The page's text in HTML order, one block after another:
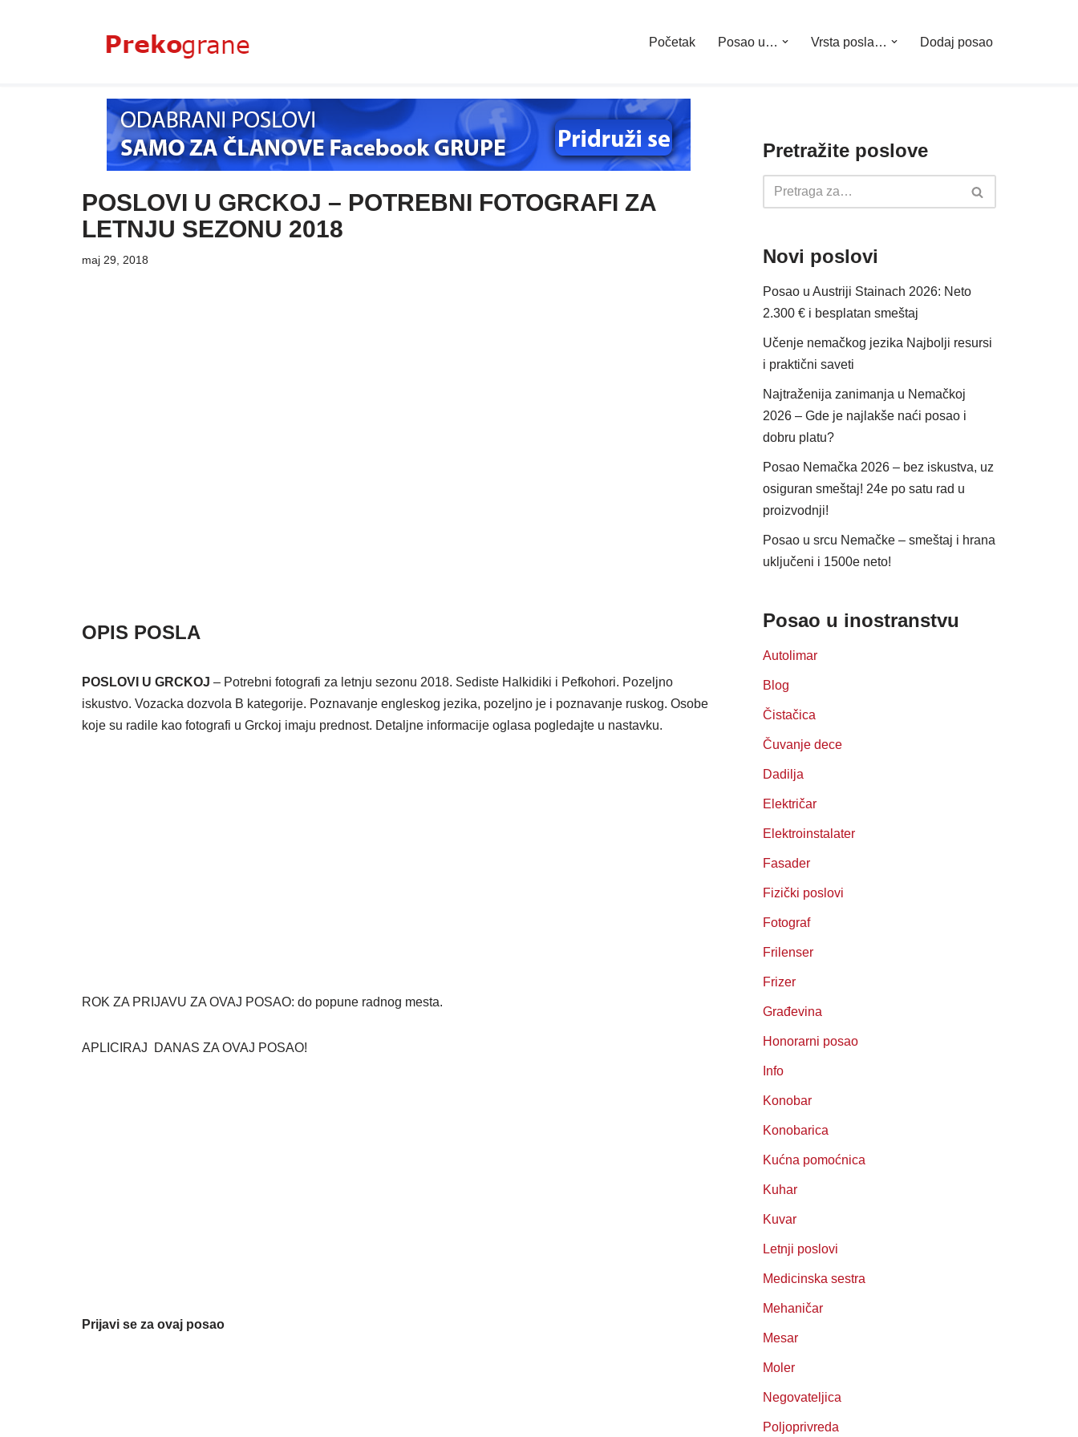
Početak Posao u… Vrsta posla… Dodaj posao
POSLOVI U GRCKOJ – POTREBNI FOTOGRAFI ZA
LETNJU SEZONU 2018
maj 29, 2018
OPIS POSLA
POSLOVI U GRCKOJ – Potrebni fotografi za letnju sezonu 2018. Sediste Halkidiki i Pefkohori. Pozeljno
iskustvo. Vozacka dozvola B kategorije. Poznavanje engleskog jezika, pozeljno je i poznavanje ruskog. Osobe
koje su radile kao fotografi u Grckoj imaju prednost. Detaljne informacije oglasa pogledajte u nastavku.
ROK ZA PRIJAVU ZA OVAJ POSAO: do popune radnog mesta.
APLICIRAJ DANAS ZA OVAJ POSAO!
Prijavi se za ovaj posao
Pretražite poslove
Novi poslovi
Posao u Austriji Stainach 2026: Neto
2.300 € i besplatan smeštaj
Učenje nemačkog jezika Najbolji resursi
i praktični saveti
Najtraženija zanimanja u Nemačkoj
2026 – Gde je najlakše naći posao i
dobru platu?
Posao Nemačka 2026 – bez iskustva, uz
osiguran smeštaj! 24e po satu rad u
proizvodnji!
Posao u srcu Nemačke – smeštaj i hrana
uključeni i 1500e neto!
Posao u inostranstvu
Autolimar
Blog
Čistačica
Čuvanje dece
Dadilja
Električar
Elektroinstalater
Fasader
Fizički poslovi
Fotograf
Frilenser
Frizer
Građevina
Honorarni posao
Info
Konobar
Konobarica
Kućna pomoćnica
Kuhar
Kuvar
Letnji poslovi
Medicinska sestra
Mehaničar
Mesar
Moler
Negovateljica
Poljoprivreda